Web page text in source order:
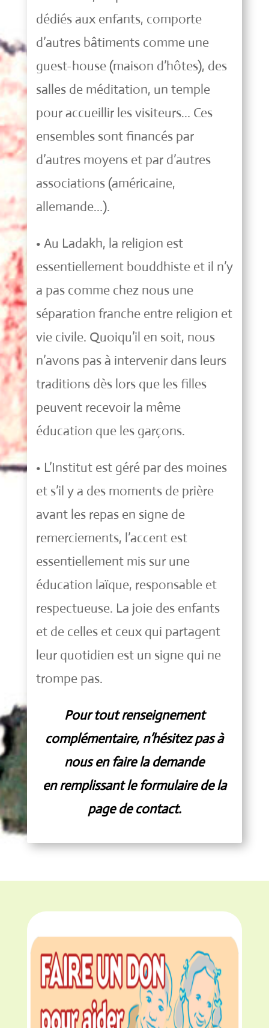
dédiés aux enfants, comporte
d’autres bâtiments comme une
guest-house (maison d’hôtes), des
salles de méditation, un temple
pour accueillir les visiteurs… Ces
ensembles sont financés par
d’autres moyens et par d’autres
associations (américaine,
allemande…).
• Au Ladakh, la religion est
essentiellement bouddhiste et il n’y
a pas comme chez nous une
séparation franche entre religion et
vie civile. Quoiqu’il en soit, nous
n’avons pas à intervenir dans leurs
traditions dès lors que les filles
peuvent recevoir la même
éducation que les garçons.
• L’Institut est géré par des moines
et s’il y a des moments de prière
avant les repas en signe de
remerciements, l’accent est
essentiellement mis sur une
éducation laïque, responsable et
respectueuse. La joie des enfants
et de celles et ceux qui partagent
leur quotidien est un signe qui ne
trompe pas.
Pour tout renseignement
complémentaire, n’hésitez pas à
nous en faire la demande
en remplissant le formulaire de la
page de contact.